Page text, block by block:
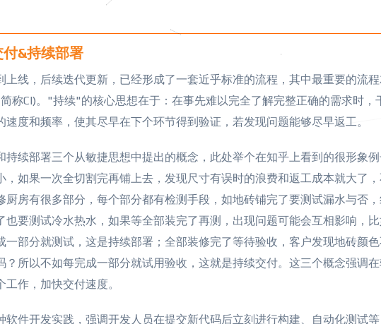
&持续部署
上线，后续迭代更新，已经形成了一套近乎标准的流程，其中最重要的流
称CI)。"持续"的核心思想在于：在事先难以完全了解完整正确的需求时，
速度和频率，使其尽早在下个环节得到验证，若发现问题能够尽早返工。
持续部署三个从敏捷思想中提出的概念，此处举个在知乎上看到的很形象
，如果一次全切割完再铺上去，发现尺寸有误时的浪费和返工成本就大了
厨房有很多部分，每个部分都有检测手段，如地砖铺完了要测试漏水与否
也要测试冷水热水，如果等全部装完了再测，出现问题可能会互相影响，
一部分就测试，这是持续部署；全部装修完了等待验收，客户发现地砖颜
所以不如每完成一部分就试用验收，这就是持续交付。这三个概念强调在
作，加快交付速度。
软件开发实践，强调开发人员在提交新代码后立刻进行构建、自动化测试